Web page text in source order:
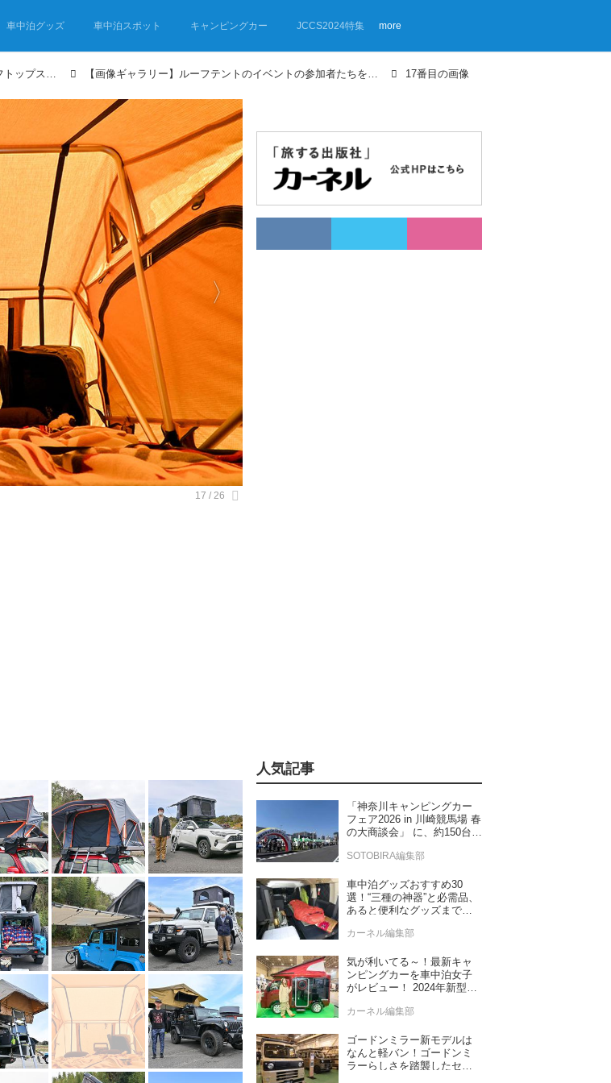
車中泊グッズ 車中泊スポット キャンピングカー JCCS2024特集 more
ルーフテントで車上キャンプ！いま大注目のルーフトップスタイルってなんだ!? イベント潜入レポ 【画像ギャラリー】ルーフテントのイベントの参加者たちを紹介！ 17番目の画像
人気記事
「神奈川キャンピングカー
フェア2026 in 川崎競馬場 春
の大商談会」 に、約150台の
SOTOBIRA編集部
車中泊グッズおすすめ30
選！“三種の神器”と必需品、
あると便利なグッズまで車
カーネル編集部
気が利いてる～！最新キャ
ンピングカーを車中泊女子
がレビュー！ 2024年新型モ
カーネル編集部
ゴードンミラー新モデルは
なんと軽バン！ゴードンミ
ラーらしさを踏襲したセン